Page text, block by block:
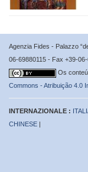
Agenzia Fides - Palazzo
06-69880115 - Fax +39-
Os
Commons - Atribuição 4.0
INTERNAZIONALE :
CHINESE |